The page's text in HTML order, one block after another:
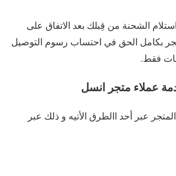
الشحنة من قِبلك بعد الاتفاق على
بكامل الحق في احتساب رسوم التوصيل
فقط.
عملاء متجر انسل
عبر أحد االطرق الأتيه و ذلك عبر